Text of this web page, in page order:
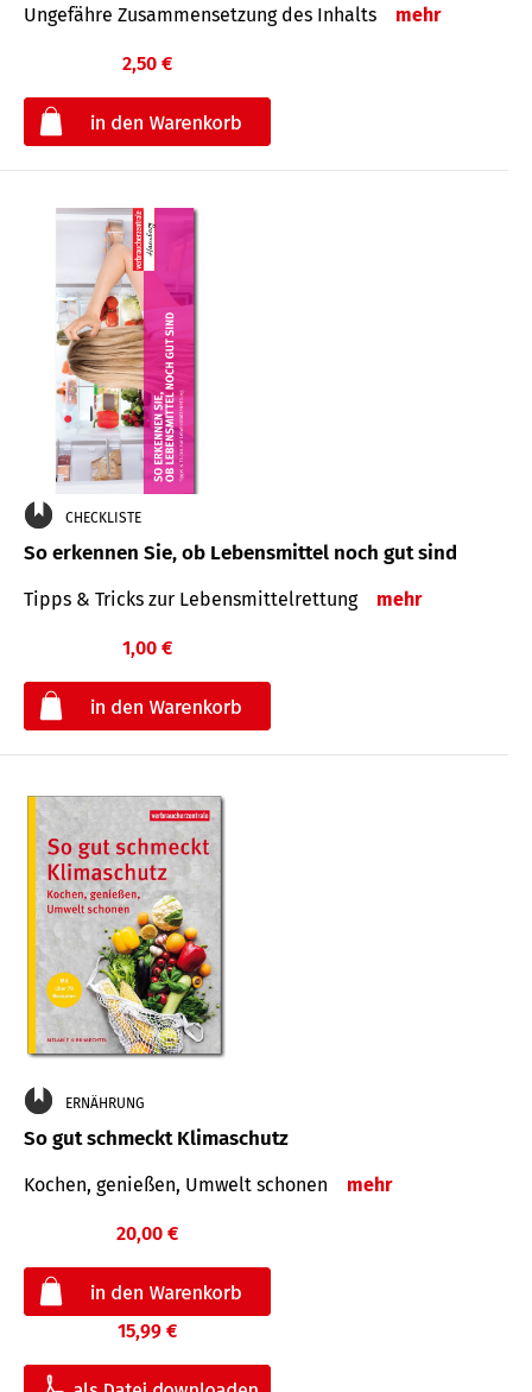
Ungefähre Zusammensetzung des Inhalts mehr
2,50 €
CHECKLISTE
So erkennen Sie, ob Lebensmittel noch gut sind
Tipps & Tricks zur Lebensmittelrettung mehr
1,00 €
ERNÄHRUNG
So gut schmeckt Klimaschutz
Kochen, genießen, Umwelt schonen mehr
20,00 €
15,99 €